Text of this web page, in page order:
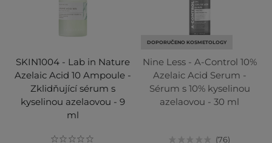
SKIN1004 - Lab in Nature
Azelaic Acid 10 Ampoule -
Zklidňující sérum s
kyselinou azelaovou - 9
ml
DOPORUČENO KOSMETOLOGY
Nine Less - A-Control 10%
Azelaic Acid Serum -
Sérum s 10% kyselinou
azelaovou - 30 ml
76